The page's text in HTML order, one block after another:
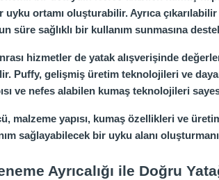
ortamı oluşturabilir. Ayrıca
süre sağlıklı bir kullanım sunmasına
hizmetler de yatak alışverişinde
Puffy, gelişmiş üretim teknolojileri ve
ve nefes alabilen kumaş teknolojileri
malzeme yapısı, kumaş özellikleri ve
sağlayabilecek bir uyku alanı
Ayrıcalığı ile Doğru